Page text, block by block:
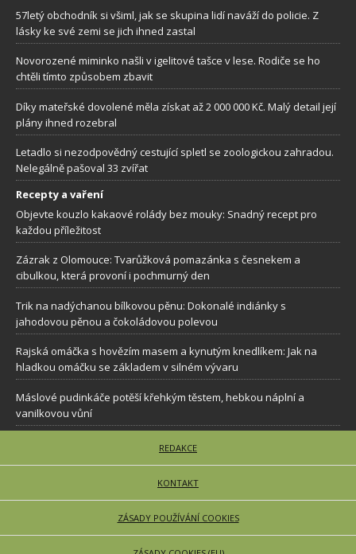
57letý obchodník si všiml, jak se skupina lidí naváží do policie. Z
lásky ke své zemi se jich ihned zastal
Novorozené miminko našli v igelitové tašce v lese. Rodiče se ho
chtěli tímto způsobem zbavit
Díky mateřské dovolené měla získat až 2 000 000 Kč. Malý detail její
plány ihned rozebral
Letadlo si nezodpovědný cestující spletl se zoologickou zahradou.
Nelegálně pašoval 33 zvířat
Recepty a vaření
Objevte kouzlo kakaové rolády bez mouky: Snadný recept pro
každou příležitost
Zázrak z Olomouce: Tvarůžková pomazánka s česnekem a
cibulkou, která provoní i pochmurný den
Trik na nadýchanou bílkovou pěnu: Dokonalé indiánky s
jahodovou pěnou a čokoládovou polevou
Rajská omáčka s hovězím masem a kynutým knedlíkem: Jak na
hladkou omáčku se základem v silném vývaru
Máslové pudinkáče potěší křehkým těstem, hebkou náplní a
vanilkovou vůní
REDAKCE
KONTAKT
ZÁSADY POUŽÍVÁNÍ COOKIES